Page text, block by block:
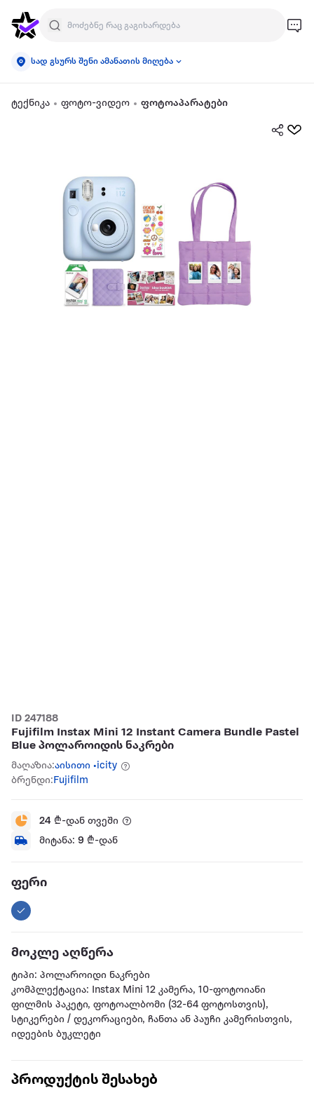
სად გსურს შენი ამანათის მიღება
ტექნიკა ფოტო-ვიდეო ფოტოაპარატები
ID 247188
Fujifilm Instax Mini 12 Instant Camera Bundle Pastel
Blue პოლაროიდის ნაკრები
მაღაზია:აისითი •icity
ბრენდი:Fujifilm
24 ₾-დან თვეში
მიტანა: 9 ₾-დან
ფერი
მოკლე აღწერა
ტიპი: პოლაროიდი ნაკრები
კომპლექტაცია: Instax Mini 12 კამერა, 10-ფოტოიანი
ფილმის პაკეტი, ფოტოალბომი (32-64 ფოტოსთვის),
სტიკერები / დეკორაციები, ჩანთა ან პაუჩი კამერისთვის,
იდეების ბუკლეტი
პროდუქტის შესახებ